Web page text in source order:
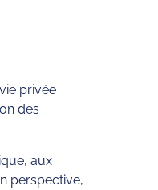
privée
des
aux
perspective,